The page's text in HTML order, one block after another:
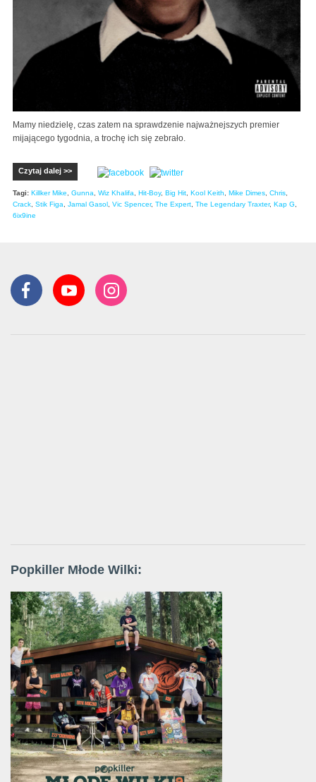
Mamy niedzielę, czas zatem na sprawdzenie najważnejszych premier
mijającego tygodnia, a trochę ich się zebrało.
Czytaj dalej >>
Tagi: Killker Mike, Gunna, Wiz Khalifa, Hit-Boy, Big Hit, Kool Keith, Mike Dimes, Chris,
Crack, Stik Figa, Jamal Gasol, Vic Spencer, The Expert, The Legendary Traxter, Kap G,
6ix9ine
Popkiller Młode Wilki: